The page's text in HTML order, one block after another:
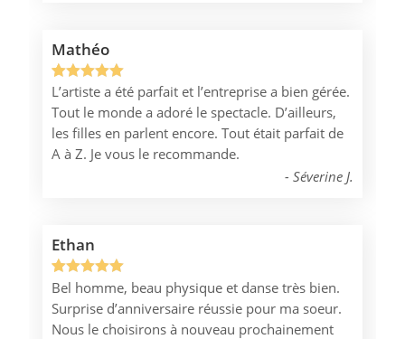
Mathéo
Noté5.00
sur 5
basé sur
1
notation
L’artiste a été parfait et l’entreprise a bien gérée.
Tout le monde a adoré le spectacle. D’ailleurs,
les filles en parlent encore. Tout était parfait de
A à Z. Je vous le recommande.
Séverine J.
Ethan
Noté5.00
sur 5
basé sur
1
Bel homme, beau physique et danse très bien.
Surprise d’anniversaire réussie pour ma soeur.
Nous le choisirons à nouveau prochainement